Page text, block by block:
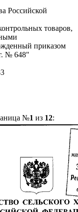
Российской
товаров,
приказом
№ 648"
№1 из 12: